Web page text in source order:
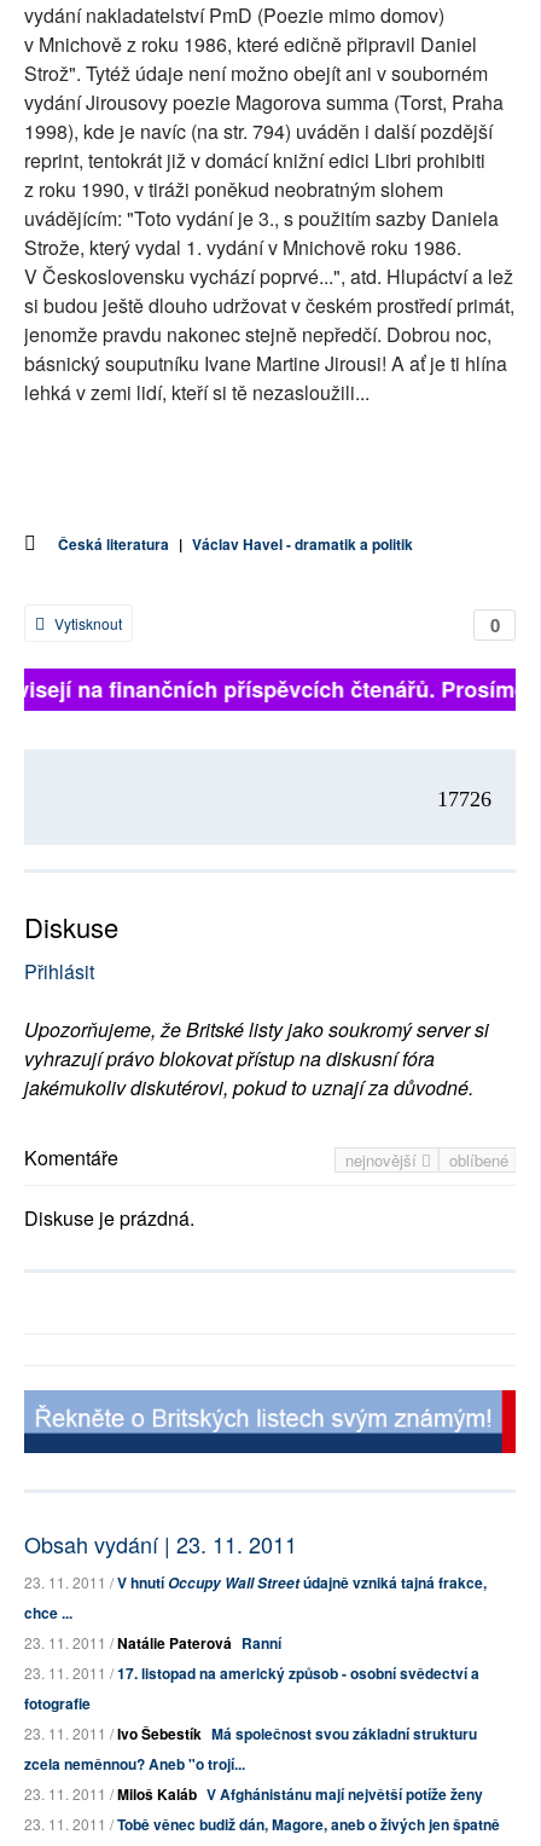
vydání nakladatelství PmD (Poezie mimo domov)
v Mnichově z roku 1986, které edičně připravil Daniel
Strož". Tytéž údaje není možno obejít ani v souborném
vydání Jirousovy poezie Magorova summa (Torst, Praha
1998), kde je navíc (na str. 794) uváděn i další pozdější
reprint, tentokrát již v domácí knižní edici Libri prohibiti
z roku 1990, v tiráži poněkud neobratným slohem
uvádějícím: "Toto vydání je 3., s použitím sazby Daniela
Strože, který vydal 1. vydání v Mnichově roku 1986.
V Československu vychází poprvé...", atd. Hlupáctví a lež
si budou ještě dlouho udržovat v českém prostředí primát,
jenomže pravdu nakonec stejně nepředčí. Dobrou noc,
básnický souputníku Ivane Martine Jirousi! A ať je ti hlína
lehká v zemi lidí, kteří si tě nezasloužili...
Česká literatura | Václav Havel - dramatik a politik
0
Vytisknout
na finančních příspěvcích čtenářů. Prosíme,
17726
Diskuse
Přihlásit
Upozorňujeme, že Britské listy jako soukromý server si
vyhrazují právo blokovat přístup na diskusní fóra
jakémukoliv diskutérovi, pokud to uznají za důvodné.
nejnovější oblíbené
Komentáře
Diskuse je prázdná.
Obsah vydání | 23. 11. 2011
23. 11. 2011 /V hnutíOccupy Wall Streetúdajně vzniká tajná frakce,
chce ...
23. 11. 2011 /Natálie Paterová Ranní
23. 11. 2011 /17. listopad na americký způsob - osobní svědectví a
fotografie
23. 11. 2011 /Ivo Šebestík Má společnost svou základní strukturu
zcela neměnnou? Aneb "o trojí...
23. 11. 2011 /Miloš Kaláb V Afghánistánu mají největší potíže ženy
23. 11. 2011 /Tobě věnec budiž dán, Magore, aneb o živých jen špatně